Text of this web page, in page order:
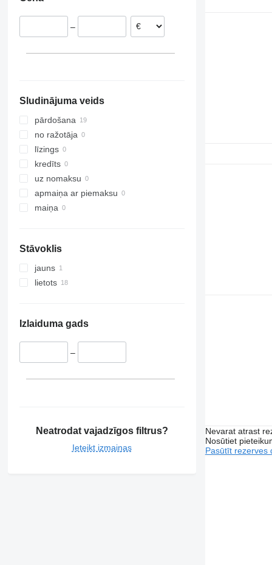
Vācija
Nīderlande
–
Sludinājuma veids
pārdošana
no ražotāja
līzings
kredīts
uz nomaksu
apmaiņa ar piemaksu
maiņa
Stāvoklis
jauns
lietots
Izlaiduma gads
–
Neatrodat vajadzīgos filtrus?
Ieteikt izmaiņas
Nevarat atrast
Nosūtiet
Pasūtīt rezerves